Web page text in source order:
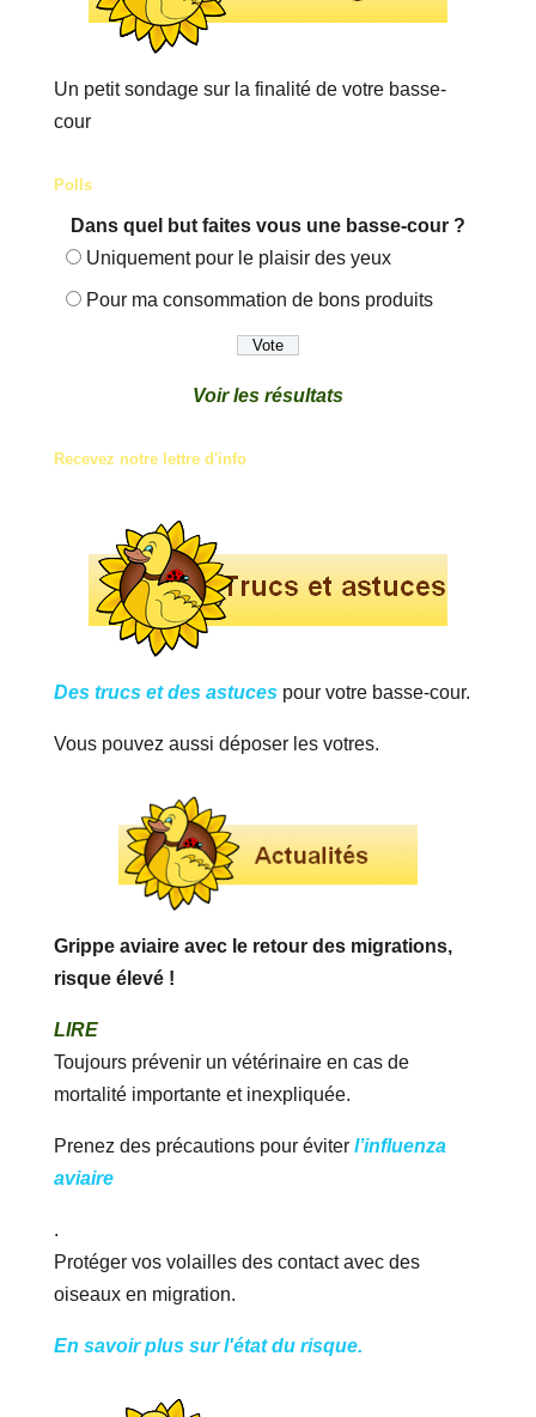
Un petit sondage sur la finalité de votre basse-
cour
Polls
Dans quel but faites vous une basse-cour ?
Uniquement pour le plaisir des yeux
Pour ma consommation de bons produits
Voir les résultats
Recevez notre lettre d'info
Des trucs et des astucespour votre basse-cour.
Vous pouvez aussi déposer les votres.
Grippe aviaire avec le retour des migrations,
risque élevé !
LIRE
Toujours prévenir un vétérinaire en cas de
mortalité importante et inexpliquée.
Prenez des précautions pour éviter l’influenza
aviaire
.
Protéger vos volailles des contact avec des
oiseaux en migration.
En savoir plus sur l'état du risque.